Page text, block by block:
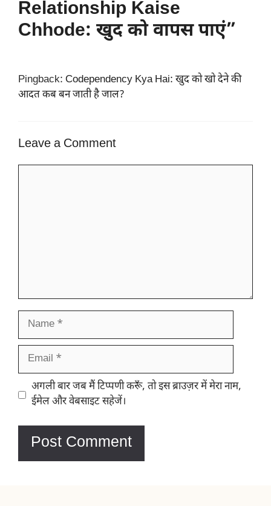
Relationship Kaise
Chhode: खुद को वापस पाएं”
Pingback: Codependency Kya Hai: खुद को खो देने की
आदत कब बन जाती है जाल?
Leave a Comment
Name
Email
Website
अगली बार जब मैं टिप्पणी करूँ, तो इस ब्राउज़र में मेरा नाम,
ईमेल और वेबसाइट सहेजें।